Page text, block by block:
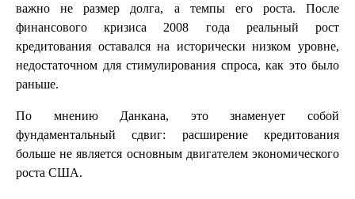
важно не размер долга, а темпы его роста. После
финансового кризиса 2008 года реальный рост
кредитования оставался на исторически низком уровне,
недостаточном для стимулирования спроса, как это было
раньше.
По мнению Данкана, это знаменует собой
фундаментальный сдвиг: расширение кредитования
больше не является основным двигателем экономического
роста США.